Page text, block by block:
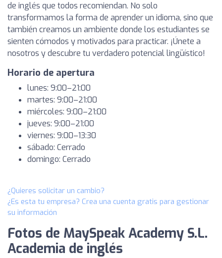
de inglés que todos recomiendan. No solo
transformamos la forma de aprender un idioma, sino que
también creamos un ambiente donde los estudiantes se
sienten cómodos y motivados para practicar. ¡Únete a
nosotros y descubre tu verdadero potencial lingüístico!
Horario de apertura
lunes: 9:00–21:00
martes: 9:00–21:00
miércoles: 9:00–21:00
jueves: 9:00–21:00
viernes: 9:00–13:30
sábado: Cerrado
domingo: Cerrado
¿Quieres solicitar un cambio?
¿Es esta tu empresa? Crea una cuenta gratis para gestionar
su información
Fotos de MaySpeak Academy S.L.
Academia de inglés